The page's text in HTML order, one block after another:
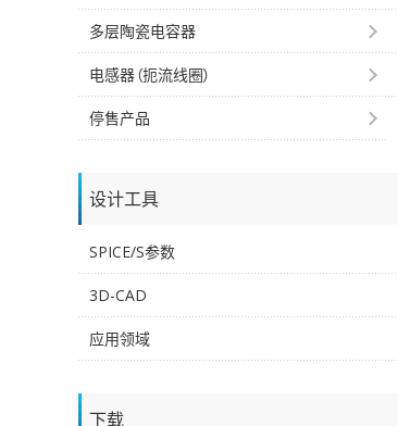
多层陶瓷电容器
电感器（扼流线圈）
停售产品
设计工具
SPICE/S参数
3D-CAD
应用领域
下载